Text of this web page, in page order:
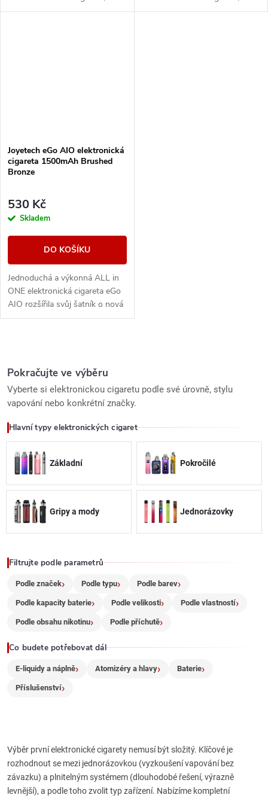
svými vlastnostmi uspokojí jak
svými vlastnostmi uspokojí jak
Joyetech eGo AIO elektronická
cigareta 1500mAh Brushed
Bronze
530 Kč
Skladem
DO KOŠÍKU
Jednoduchá a výkonná ALL in
ONE elektronická cigareta eGo
AIO rozšířila svůj šatník o nová
barevná provedení. Nyní se
v
l
á
d
a
c
r
v
k
y
v
ý
s
u
Pokračujte ve výběru
Vyberte si elektronickou cigaretu podle své úrovně, stylu
vapování nebo konkrétní značky.
Hlavní typy elektronických cigaret
Základní Pokročilé
Gripy a mody Jednorázovky
Filtrujte podle parametrů
Podle značek Podle typu Podle barev
Podle kapacity baterie Podle velikosti Podle vlastností
Podle obsahu nikotinu Podle příchutě
Co budete potřebovat dál
E-liquidy a náplně Atomizéry a hlavy Baterie
Příslušenství
Výběr první elektronické cigarety nemusí být složitý. Klíčové je
rozhodnout se mezi jednorázovkou (vyzkoušení vapování bez
závazku) a plnitelným systémem (dlouhodobé řešení, výrazně
levnější), a podle toho zvolit typ zařízení. Nabízíme kompletní